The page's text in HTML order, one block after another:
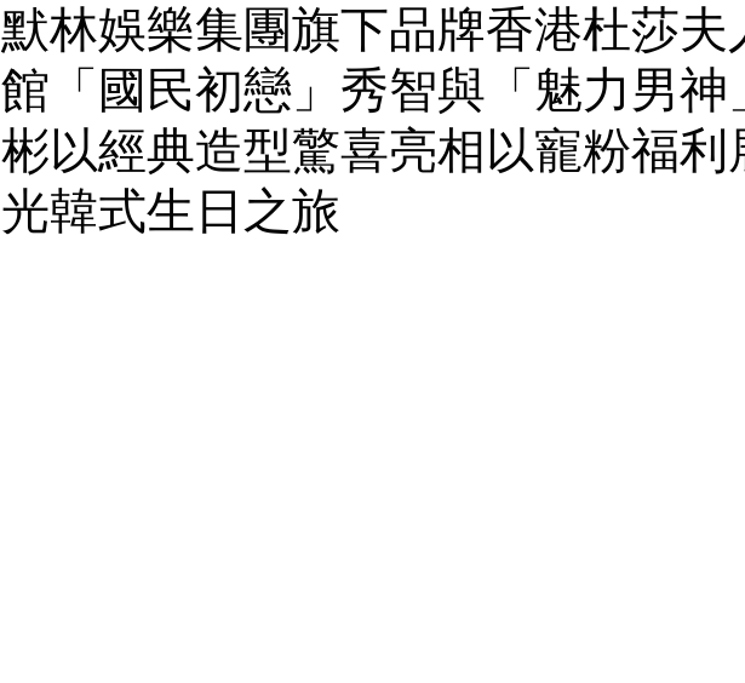
默林娛樂集團旗下品牌香港杜莎夫
館「國民初戀」秀智與「魅力男神
彬以經典造型驚喜亮相以寵粉福利
光韓式生日之旅